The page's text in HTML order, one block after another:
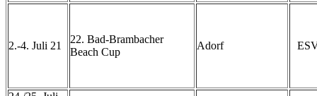
2.-4. Juli 21
22. Bad-Brambacher
Beach Cup
Adorf